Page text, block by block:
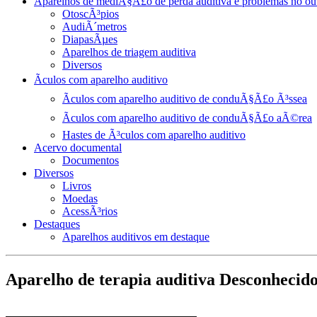
OtoscÃ³pios
AudiÃ´metros
DiapasÃµes
Aparelhos de triagem auditiva
Diversos
Ãculos com aparelho auditivo
Ãculos com aparelho auditivo de conduÃ§Ã£o Ã³ssea
Ãculos com aparelho auditivo de conduÃ§Ã£o aÃ©rea
Hastes de Ã³culos com aparelho auditivo
Acervo documental
Documentos
Diversos
Livros
Moedas
AcessÃ³rios
Destaques
Aparelhos auditivos em destaque
Aparelho de terapia auditiva Desconhecido